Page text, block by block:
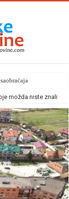
možda niste znali